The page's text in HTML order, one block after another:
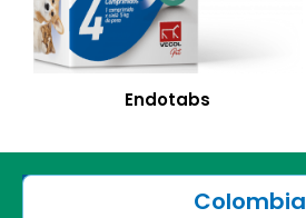
Endotabs